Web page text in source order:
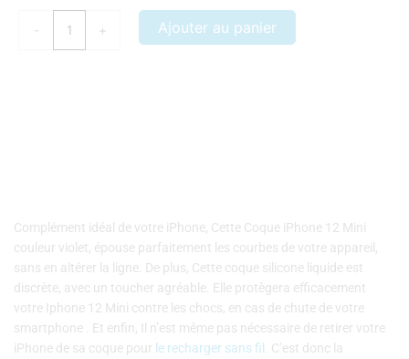
- + Ajouter au panier
Complément idéal de votre iPhone, Cette Coque iPhone 12 Mini
couleur violet, épouse parfaitement les courbes de votre appareil,
sans en altérer la ligne. De plus, Cette coque silicone liquide est
discrète, avec un toucher agréable. Elle protègera efficacement
votre Iphone 12 Mini contre les chocs, en cas de chute de votre
smartphone . Et enfin, Il n’est même pas nécessaire de retirer votre
iPhone de sa coque pour le recharger sans fil.
C’est donc la